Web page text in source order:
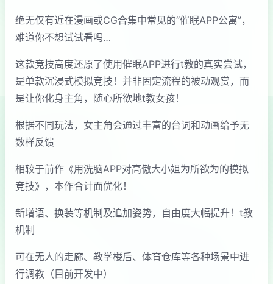
绝无仅有近在漫画或CG合集中常见的“催眠APP公寓”，
难道你不想试试看吗…
这款竞技高度还原了使用催眠APP进行t教的真实尝试，
是单款沉浸式模拟竞技！并非固定流程的被动观赏，而
是让你化身主角，随心所欲地t教女孩！
根据不同玩法，女主角会通过丰富的台词和动画给予无
数样反馈
相较于前作《用洗脑APP对高傲大小姐为所欲为的模拟
竞技》，本作合计面优化！
新增语、换装等机制及追加姿势，自由度大幅提升！t教
机制
可在无人的走廊、教学楼后、体育仓库等各种场景中进
行调教（目前开发中）